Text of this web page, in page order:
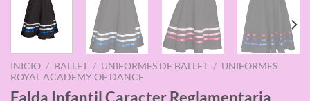
INICIO / BALLET / UNIFORMES DE BALLET / UNIFORMES
ROYAL ACADEMY OF DANCE